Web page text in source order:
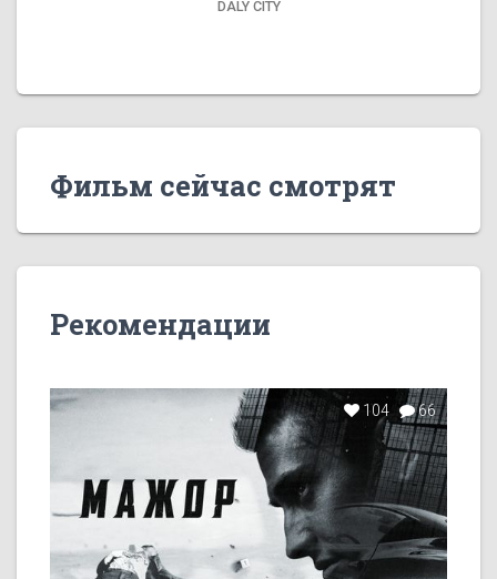
DALY CITY
Фильм сейчас смотрят
Рекомендации
104 66